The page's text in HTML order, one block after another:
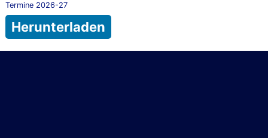
Termine 2026-27
Herunterladen